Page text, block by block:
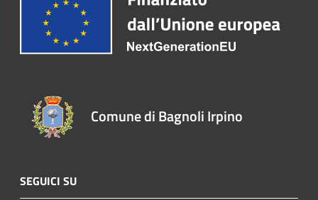
Comune di Bagnoli Irpino
SEGUICI SU